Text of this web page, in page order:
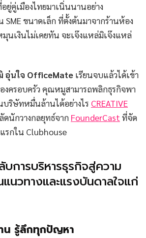
คู่เมืองไทยมาเนิ่นนานอย่าง
SME ขนาดเล็ก ที่ตั้งต้นมาจากร้านห้อง
นเงินไม่เคยทัน จะเจ๊งแหล่มิเจ๊งแหล่
อุ่นใจ OfficeMate เรียนจบแล้วได้เข้า
งครอบครัว คุณหมูสามารถพลิกธุรกิจพา
บริษัทหมื่นล้านได้อย่างไร CREATIVE
ดนักวางกลยุทธ์จาก FounderCast ที่จัด
รกใน Clubhouse
การบริหารธุรกิจสู่ความ
แนวทางและแรงบันดาลใจแก่
น รู้ลึกทุกปัญหา